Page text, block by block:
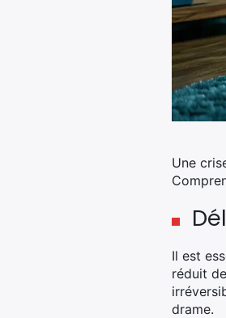
Une
Il est
réduit
drame.